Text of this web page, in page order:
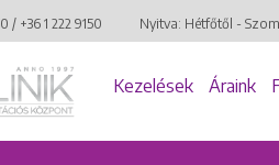
/ +36 1 222 9150 Nyitva: Hétfőtől -
Kezelések Áraink